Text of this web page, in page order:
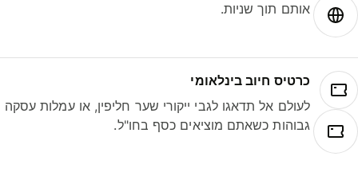
אותם תוך שניות.
כרטיס חיוב בינלאומי
לעולם אל תדאגו לגבי ייקורי שער חליפין, או עמלות עסקה
גבוהות כשאתם מוציאים כסף בחו"ל.